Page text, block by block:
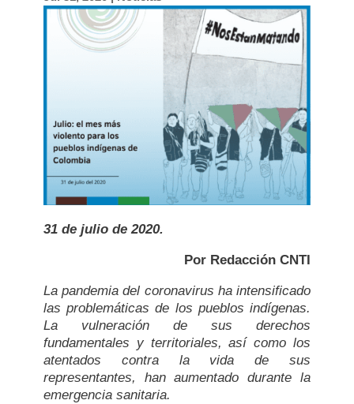
31 de julio de 2020.
Por Redacción CNTI
La pandemia del coronavirus ha intensificado
las problemáticas de los pueblos indígenas.
La vulneración de sus derechos
fundamentales y territoriales, así como los
atentados contra la vida de sus
representantes, han aumentado durante la
emergencia sanitaria.